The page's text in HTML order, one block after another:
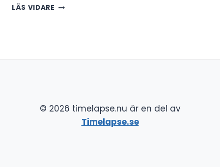
LÄS VIDARE BYGGTIMELAPSE
© 2026 timelapse.nu är en del av
Timelapse.se